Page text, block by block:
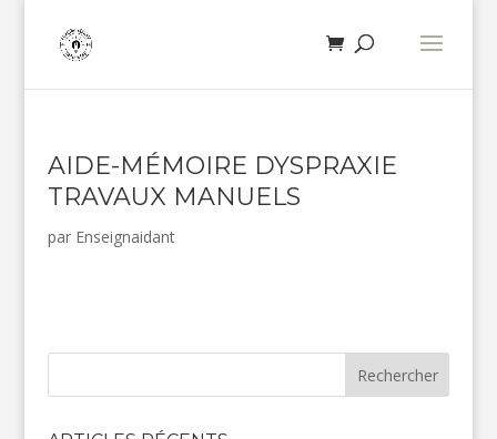
AIDE-MÉMOIRE DYSPRAXIE
TRAVAUX MANUELS
par Enseignaidant
Rechercher